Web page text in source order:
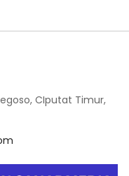
CIputat Timur,